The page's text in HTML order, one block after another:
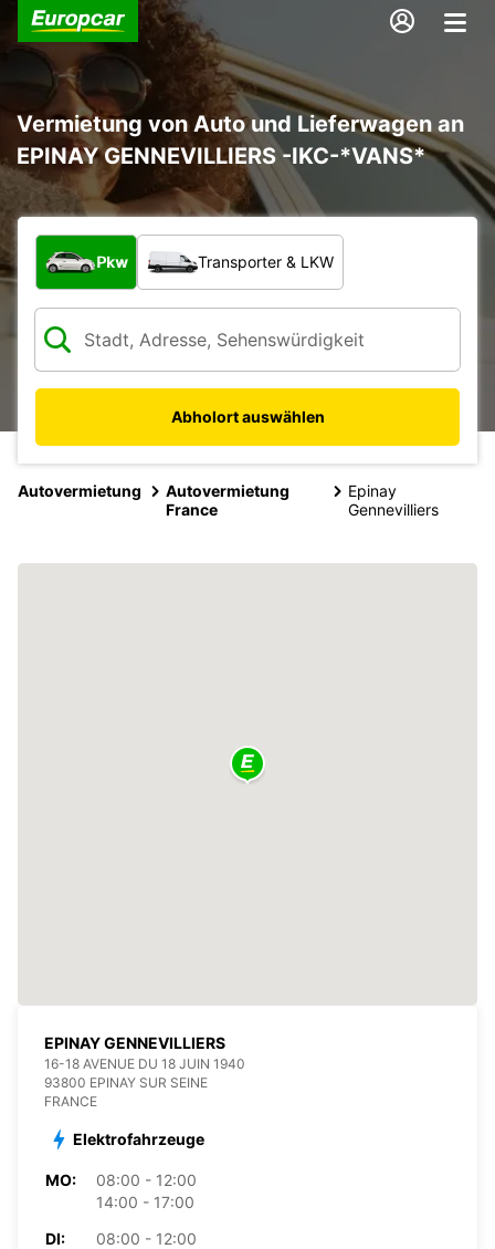
Vermietung von Auto und Lieferwagen an
EPINAY GENNEVILLIERS -IKC-*VANS*
Welche Art von Fahrzeug?
Pkw Transporter & LKW
Abholort auswählen
Autovermietung
Autovermietung
France
Epinay
Gennevilliers
EPINAY GENNEVILLIERS
16-18 AVENUE DU 18 JUIN 1940
93800 EPINAY SUR SEINE
FRANCE
Elektrofahrzeuge
MO:
08:00 - 12:00
14:00 - 17:00
DI:
08:00 - 12:00